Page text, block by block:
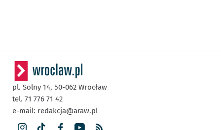
pl. Solny 14, 50-062 Wrocław
tel. 71 776 71 42
e-mail: redakcja@araw.pl